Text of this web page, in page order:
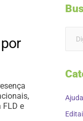
FLD e